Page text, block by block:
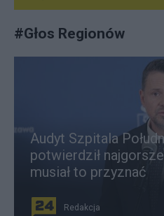
#Głos Regionów
Audyt Szpitala
potwierdził
musiał to przyznać
Redakcja